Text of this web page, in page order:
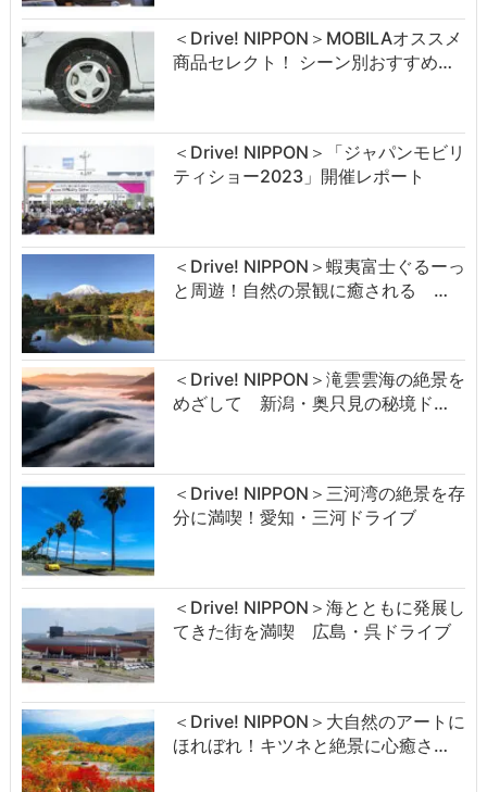
＜Drive! NIPPON＞MOBILAオススメ
商品セレクト！ シーン別おすすめ…
＜Drive! NIPPON＞「ジャパンモビリ
ティショー2023」開催レポート
＜Drive! NIPPON＞蝦夷富士ぐるーっ
と周遊！自然の景観に癒される …
＜Drive! NIPPON＞滝雲雲海の絶景を
めざして 新潟・奥只見の秘境ド…
＜Drive! NIPPON＞三河湾の絶景を存
分に満喫！愛知・三河ドライブ
＜Drive! NIPPON＞海とともに発展し
てきた街を満喫 広島・呉ドライブ
＜Drive! NIPPON＞大自然のアートに
ほれぼれ！キツネと絶景に心癒さ…